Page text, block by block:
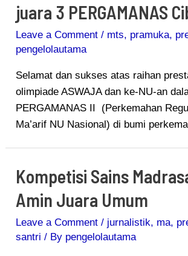
juara 3 PERGAMANAS
Leave a Comment / mts, pramuka,
pengelolautama
Selamat dan sukses atas raihan
olimpiade ASWAJA dan ke-NU-an
PERGAMANAS II (Perkemahan
Ma’arif NU Nasional) di bumi
Kompetisi Sains
Amin Juara Umum
Leave a Comment / jurnalistik, ma,
santri / By pengelolautama
Kompetisi
Madrasah,
Al-
Amin